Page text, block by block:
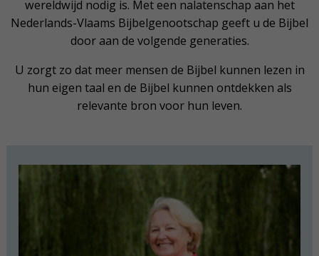
wereldwijd nodig is. Met een nalatenschap aan het
Nederlands-Vlaams Bijbelgenootschap geeft u de Bijbel
door aan de volgende generaties.
U zorgt zo dat meer mensen de Bijbel kunnen lezen in
hun eigen taal en de Bijbel kunnen ontdekken als
relevante bron voor hun leven.